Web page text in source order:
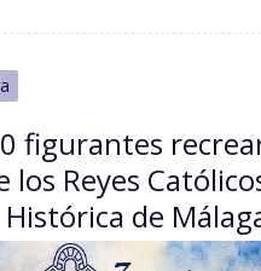
figurantes
los Reyes
de